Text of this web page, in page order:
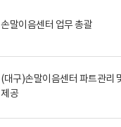
손말이음센터 업무 총괄
(대구)손말이음센터 파트관리
제공